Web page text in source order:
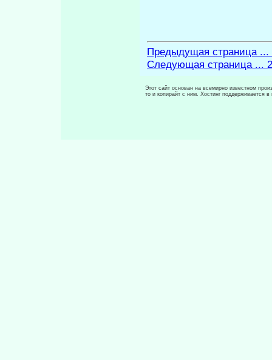
Предыдущая страница ...
Следующая страница ...
Этот сайт основан на всемирно известном
то и копирайт с ним. Хостинг поддерживается